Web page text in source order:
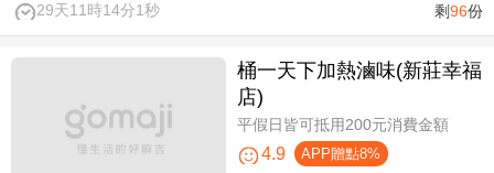
29天11時14分0秒 剩96份
桶一天下加熱滷味(新莊幸福
店)
平假日皆可抵用200元消費金額
4.9 APP贈點8%